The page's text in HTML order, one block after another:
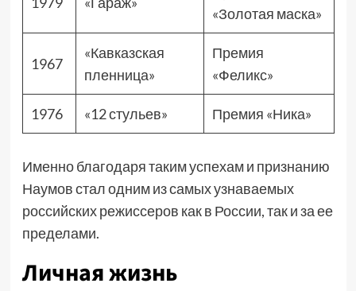
«Золотая маска»
1967
«Кавказская
пленница»
Премия
«Феликс»
1976 «12 стульев» Премия «Ника»
Именно благодаря таким успехам и признанию
Наумов стал одним из самых узнаваемых
российских режиссеров как в России, так и за ее
пределами.
Личная жизнь